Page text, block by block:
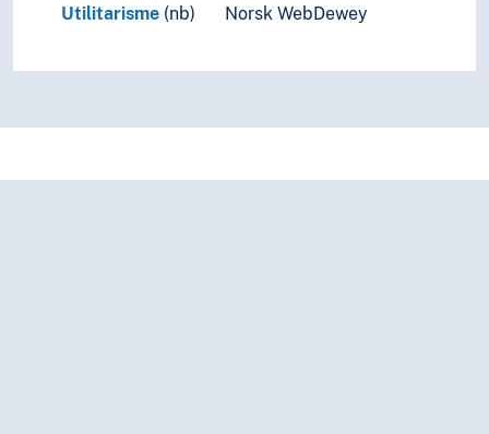
Utilitarisme (nb) Norsk WebDewey